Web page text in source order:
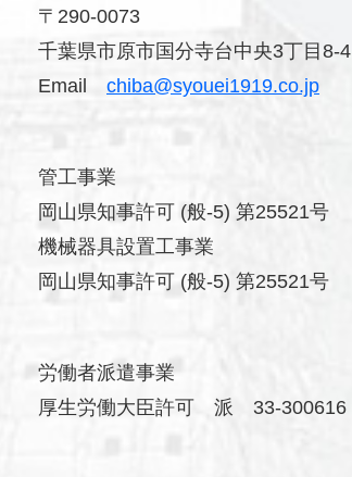
〒290-0073
千葉県市原市国分寺台中央3丁目8-4
Email chiba@syouei1919.co.jp
管工事業
岡山県知事許可 (般-5) 第25521号
機械器具設置工事業
岡山県知事許可 (般-5) 第25521号
労働者派遣事業
厚生労働大臣許可 派 33-300616